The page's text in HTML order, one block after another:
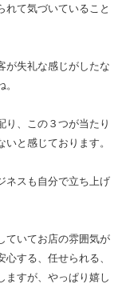
れて気づいていること
が失礼な感じがしたな
り、この３つが当たり
と感じております。
ネスも自分で立ち上げ
ていてお店の雰囲気が
する、任せられる、
ますが、やっぱり嬉し